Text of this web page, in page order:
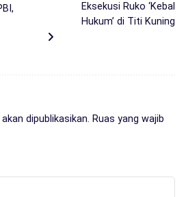
Eksekusi Ruko ‘Kebal
Hukum’ di Titi Kuning
dipublikasikan.
Ruas yang wajib